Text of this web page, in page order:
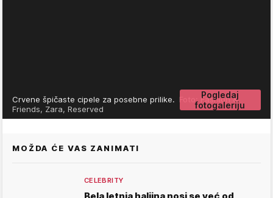
Pogledaj
fotogaleriju
Crvene špičaste cipele za posebne prilike. Foto: Fashion &
Friends, Zara, Reserved
MOŽDA ĆE VAS ZANIMATI
CELEBRITY